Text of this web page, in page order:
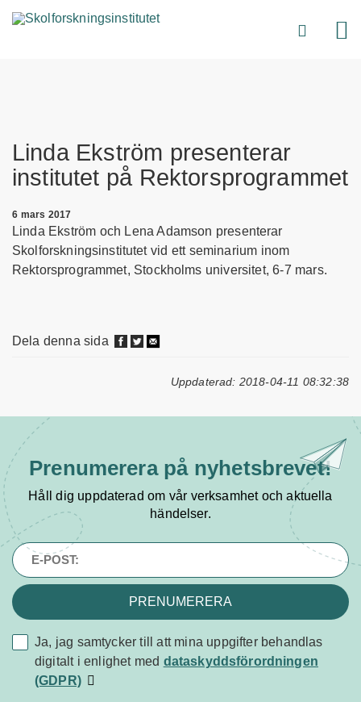
Linda Ekström presenterar
institutet på Rektorsprogrammet
6 mars 2017
Linda Ekström och Lena Adamson presenterar
Skolforskningsinstitutet vid ett seminarium inom
Rektorsprogrammet, Stockholms universitet, 6-7 mars.
Dela denna sida
Uppdaterad: 2018-04-11 08:32:38
Prenumerera på nyhetsbrevet!
Håll dig uppdaterad om vår verksamhet och aktuella
händelser.
PRENUMERERA
Ja, jag samtycker till att mina uppgifter behandlas
digitalt i enlighet med dataskyddsförordningen
dataskyddsförordningen
(GDPR)